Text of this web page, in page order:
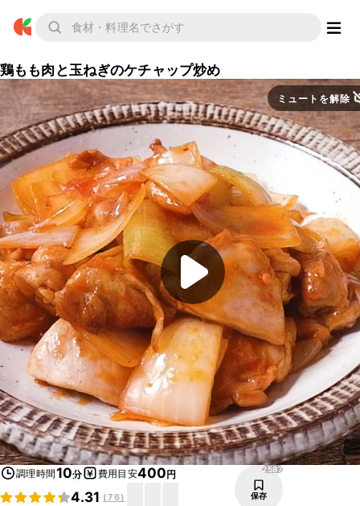
鶏もも肉と玉ねぎのケチャップ炒め
ミュートを解除
調理時間10分 費用目安400円
4.31 (76)
2587
保存